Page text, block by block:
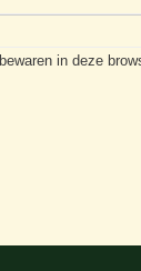
in deze